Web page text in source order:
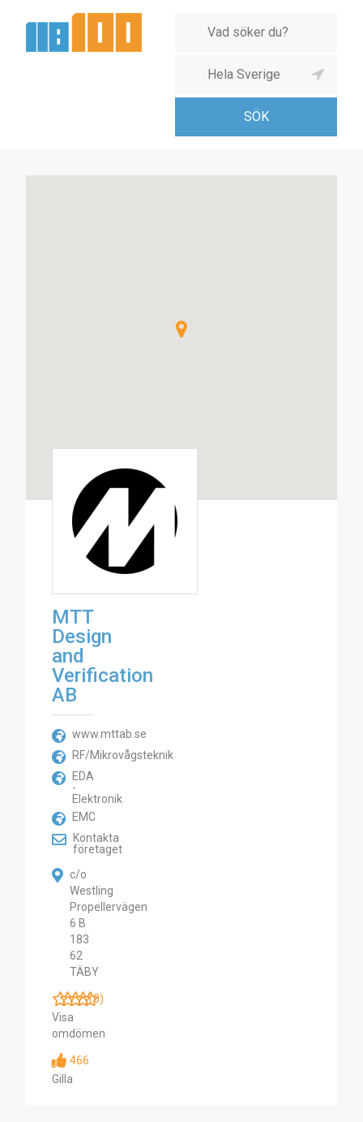
MTT
Design
and
Verification
AB
www.mttab.se
RF/Mikrovågsteknik
EDA
-
Elektronik
EMC
Kontakta
företaget
c/o
Westling
Propellervägen
6 B
183
62
TÄBY
(0)
Visa
omdömen
466
Gilla